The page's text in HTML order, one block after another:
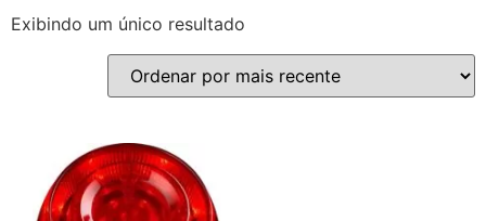
Exibindo um único resultado